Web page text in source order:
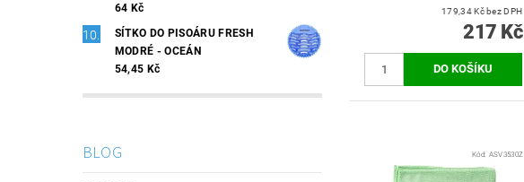
64 Kč
SÍTKO DO PISOÁRU FRESH
MODRÉ - OCEÁN
54,45 Kč
BLOG
179,34 Kč bez DPH
217 Kč
Kód: ASV3530Z